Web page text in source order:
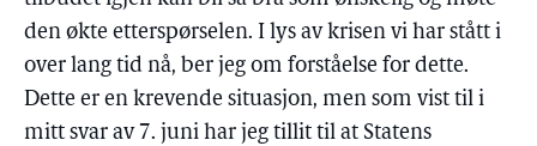
den økte etterspørselen. I lys av krisen vi har stått i
over lang tid nå, ber jeg om forståelse for dette.
Dette er en krevende situasjon, men som vist til i
mitt svar av 7. juni har jeg tillit til at Statens